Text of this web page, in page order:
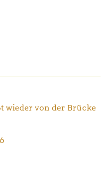
wieder von der Brücke